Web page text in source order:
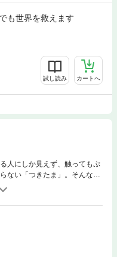
も世界を救えます
試し読み カートへ
人にしか見えず、触ってもぷ
ない「つきたま」。そんな謎
人公・鶴見は、ある事件から
お気楽公務員として日々の業
ジェクトに関わることに！？
務員だもの。しかし上司と
魔法少女のエナと、「眷属」
の生活に密着して、謎を解き